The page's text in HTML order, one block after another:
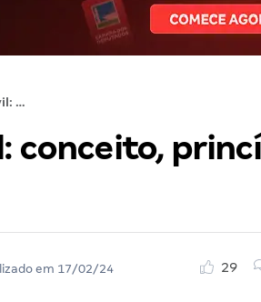
Direito Civil: conceito, princípios e como estudar
conceito,
em 17/02/24
29